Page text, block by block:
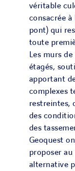
véritable
consacrée
pont) qui
toute
Les murs
étagés,
apportant
complexes
restreintes,
des
des
Geoquest
proposer
alternative